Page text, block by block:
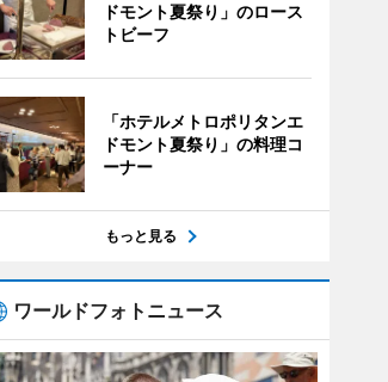
ドモント夏祭り」のロース
トビーフ
「ホテルメトロポリタンエ
ドモント夏祭り」の料理コ
ーナー
もっと見る
ワールドフォトニュース